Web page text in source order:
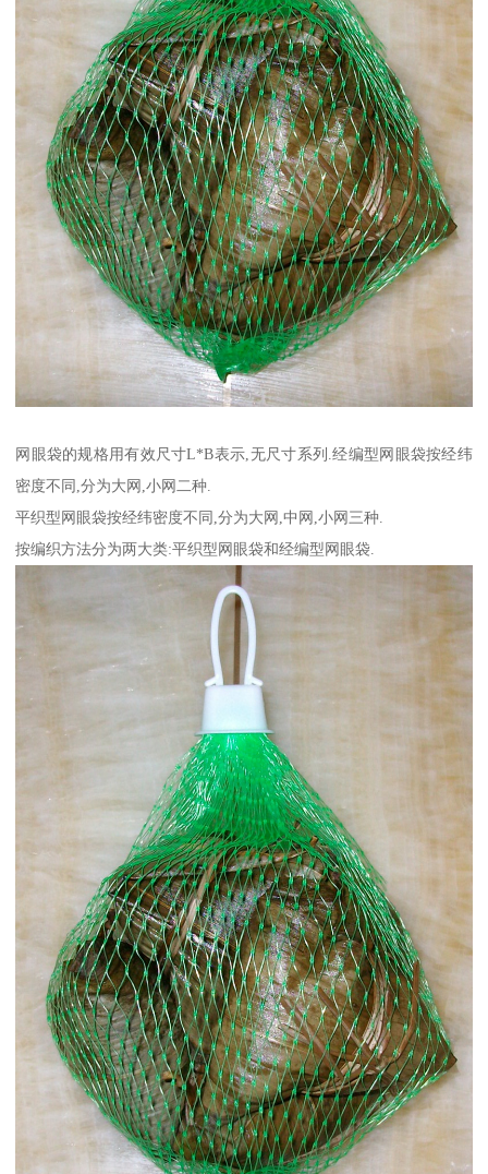
网眼袋的规格用有效尺寸L*B表示,无尺寸系列.经编型网眼袋按经纬
密度不同,分为大网,小网二种.
平织型网眼袋按经纬密度不同,分为大网,中网,小网三种.
按编织方法分为两大类:平织型网眼袋和经编型网眼袋.